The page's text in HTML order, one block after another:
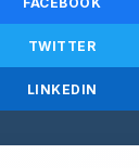
TWITTER
LINKEDIN